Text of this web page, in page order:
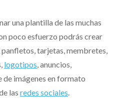
una plantilla de las muchas
poco esfuerzo podrás crear
, panfletos, tarjetas, membretes,
logotipos , anuncios,
de imágenes en formato
las redes sociales